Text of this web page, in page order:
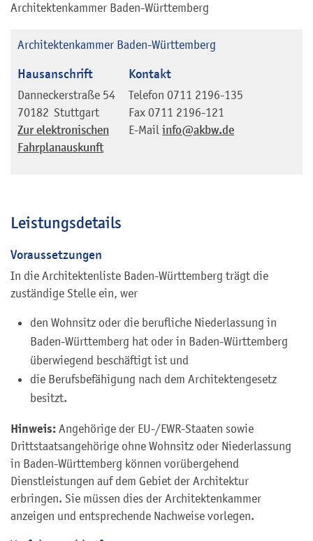
Architektenkammer Baden-Württemberg
Architektenkammer Baden-Württemberg
Hausanschrift
Danneckerstraße 54
70182 Stuttgart
Zur elektronischen
Fahrplanauskunft
Kontakt
Telefon 0711 2196-135
Fax 0711 2196-121
E-Mail info@akbw.de
Leistungsdetails
Voraussetzungen
In die Architektenliste Baden-Württemberg trägt die
zuständige Stelle ein, wer
den Wohnsitz oder die berufliche Niederlassung in
Baden-Württemberg hat oder in Baden-Württemberg
überwiegend beschäftigt ist und
die Berufsbefähigung nach dem Architektengesetz
besitzt.
Hinweis: Angehörige der EU-/EWR-Staaten sowie
Drittstaatsangehörige ohne Wohnsitz oder Niederlassung
in Baden-Württemberg können vorübergehend
Dienstleistungen auf dem Gebiet der Architektur
erbringen. Sie müssen dies der Architektenkammer
anzeigen und entsprechende Nachweise vorlegen.